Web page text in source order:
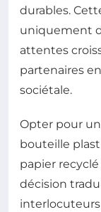
durables.
uniquement
attentes
partenaires
sociétale.
Opter pour
bouteille
papier
décision